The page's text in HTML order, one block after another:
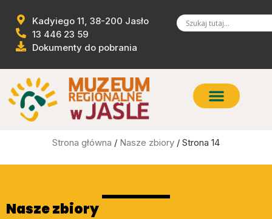
Kadyiego 11, 38-200 Jasło
13 446 23 59
Dokumenty do pobrania
Strona główna / Nasze zbiory / Strona 14
Nasze zbiory